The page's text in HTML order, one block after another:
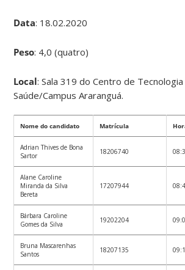
Data: 18.02.2020
Peso: 4,0 (quatro)
Local: Sala 319 do Centro de Tecnologia
Saúde/Campus Araranguá.
Nome do candidato Matrícula
Adrian Thives de Bona
Sartor
18206740
Alane Caroline
Miranda da Silva
Bereta
17207944
Bárbara Caroline
Gomes da Silva
19202204
Bruna Mascarenhas
Santos
18207135